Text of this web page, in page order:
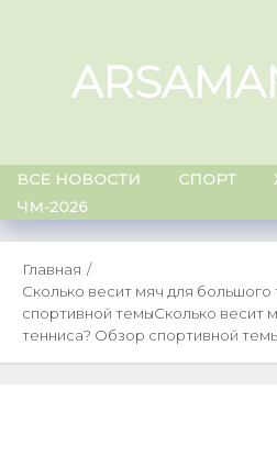
ВСЕ НОВОСТИ СПОРТ
ЧМ-2026
Главная
Сколько весит мяч для
спортивной темыСколько весит
тенниса? Обзор спортивной